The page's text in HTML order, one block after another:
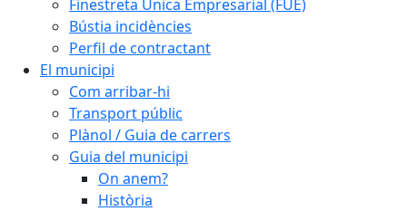
Finestreta Única Empresarial (FUE)
Bústia incidències
Perfil de contractant
El municipi
Com arribar-hi
Transport públic
Plànol / Guia de carrers
Guia del municipi
On anem?
Història